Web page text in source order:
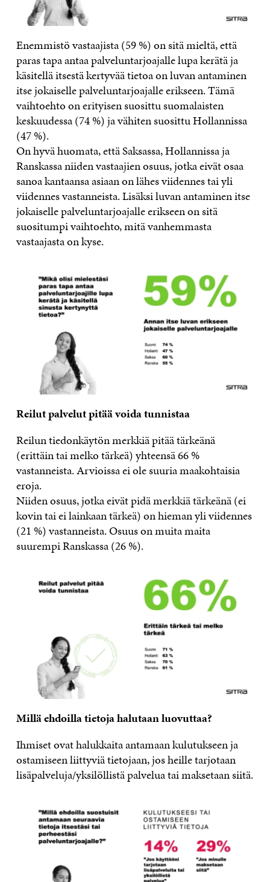
Enemmistö vastaajista (59 %) on sitä mieltä, että
paras tapa antaa palveluntarjoajalle lupa kerätä ja
käsitellä itsestä kertyvää tietoa on luvan antaminen
itse jokaiselle palveluntarjoajalle erikseen. Tämä
vaihtoehto on erityisen suosittu suomalaisten
keskuudessa (74 %) ja vähiten suosittu Hollannissa
(47 %).
On hyvä huomata, että Saksassa, Hollannissa ja
Ranskassa niiden vastaajien osuus, jotka eivät osaa
sanoa kantaansa asiaan on lähes viidennes tai yli
viidennes vastanneista. Lisäksi luvan antaminen itse
jokaiselle palveluntarjoajalle erikseen on sitä
suositumpi vaihtoehto, mitä vanhemmasta
vastaajasta on kyse.
Reilut palvelut pitää voida tunnistaa
Reilun tiedonkäytön merkkiä pitää tärkeänä
(erittäin tai melko tärkeä) yhteensä 66 %
vastanneista. Arvioissa ei ole suuria maakohtaisia
eroja.
Niiden osuus, jotka eivät pidä merkkiä tärkeänä (ei
kovin tai ei lainkaan tärkeä) on hieman yli viidennes
(21 %) vastanneista. Osuus on muita maita
suurempi Ranskassa (26 %).
Millä ehdoilla tietoja halutaan luovuttaa?
Ihmiset ovat halukkaita antamaan kulutukseen ja
ostamiseen liittyviä tietojaan, jos heille tarjotaan
lisäpalveluja/yksilöllistä palvelua tai maksetaan siitä.